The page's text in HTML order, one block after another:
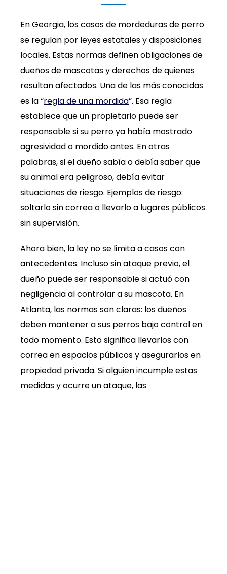
En Georgia, los casos de mordeduras de perro
se regulan por leyes estatales y disposiciones
locales. Estas normas definen obligaciones de
dueños de mascotas y derechos de quienes
resultan afectados. Una de las más conocidas
es la “regla de una mordida”. Esa regla
establece que un propietario puede ser
responsable si su perro ya había mostrado
agresividad o mordido antes. En otras
palabras, si el dueño sabía o debía saber que
su animal era peligroso, debía evitar
situaciones de riesgo. Ejemplos de riesgo:
soltarlo sin correa o llevarlo a lugares públicos
sin supervisión.
Ahora bien, la ley no se limita a casos con
antecedentes. Incluso sin ataque previo, el
dueño puede ser responsable si actuó con
negligencia al controlar a su mascota. En
Atlanta, las normas son claras: los dueños
deben mantener a sus perros bajo control en
todo momento. Esto significa llevarlos con
correa en espacios públicos y asegurarlos en
propiedad privada. Si alguien incumple estas
medidas y ocurre un ataque, las